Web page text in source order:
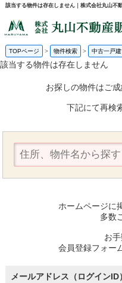
該当する物件は存在しません｜株式会社丸山不
TOPページ 物件検索 中古一戸
該当する物件は存在しません
お探しの物件はご
下記にて再検
ホームページに
多数
お手
会員登録フォー
メールアドレス（ログインID）